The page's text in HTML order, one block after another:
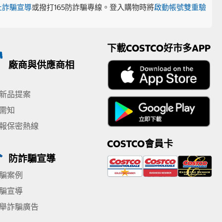
詐騙宣導或撥打165防詐騙專線。登入購物時將啟動帳號雙重驗
廠商與供應商相
品提案
知
保密熱線
防詐騙宣導
案例
宣導
詐騙廣告
下載COSTCO好市多APP
COSTCO會員卡